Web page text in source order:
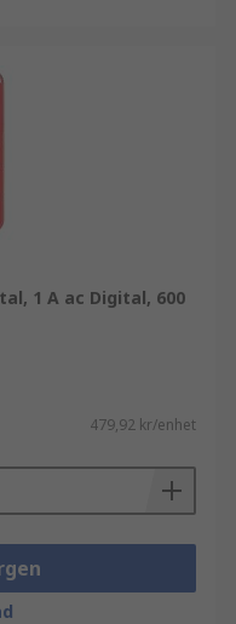
1 A ac Digital, 600
479,92 kr/enhet